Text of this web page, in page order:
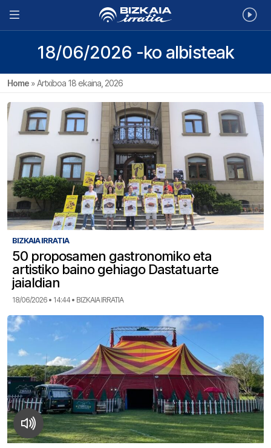
18/06/2026 -ko albisteak
Home »Artxiboa 18 ekaina, 2026
BIZKAIA IRRATIA
50 proposamen gastronomiko eta
artistiko baino gehiago Dastatuarte
jaialdian
18/06/2026 • 14:44 • BIZKAIA IRRATIA